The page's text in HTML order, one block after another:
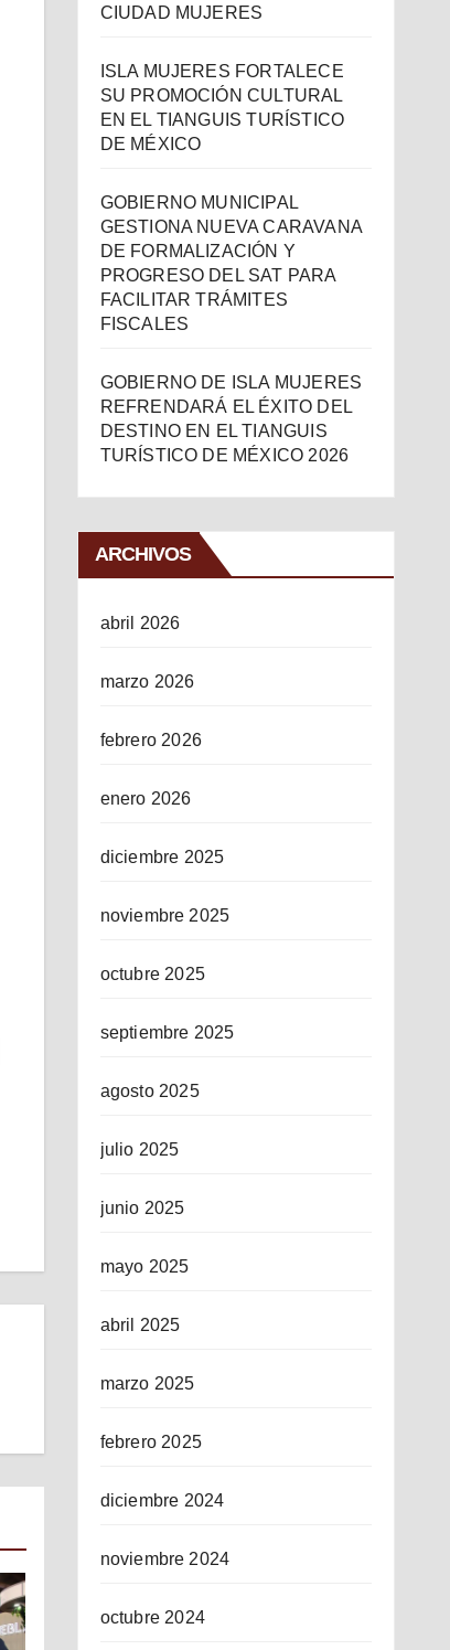
CIUDAD MUJERES
ISLA MUJERES FORTALECE
SU PROMOCIÓN CULTURAL
EN EL TIANGUIS TURÍSTICO
DE MÉXICO
GOBIERNO MUNICIPAL
GESTIONA NUEVA CARAVANA
DE FORMALIZACIÓN Y
PROGRESO DEL SAT PARA
FACILITAR TRÁMITES
FISCALES
GOBIERNO DE ISLA MUJERES
REFRENDARÁ EL ÉXITO DEL
DESTINO EN EL TIANGUIS
TURÍSTICO DE MÉXICO 2026
ARCHIVOS
abril 2026
marzo 2026
febrero 2026
enero 2026
diciembre 2025
noviembre 2025
octubre 2025
septiembre 2025
agosto 2025
julio 2025
junio 2025
mayo 2025
abril 2025
marzo 2025
febrero 2025
diciembre 2024
noviembre 2024
octubre 2024